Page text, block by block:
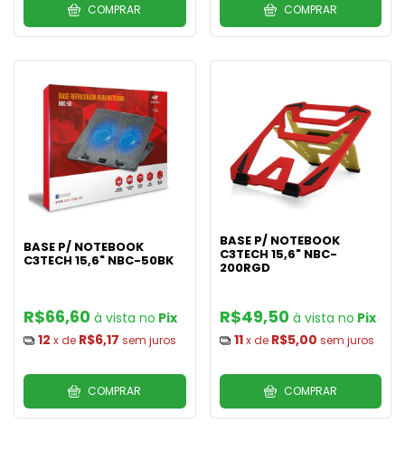
COMPRAR COMPRAR
BASE P/ NOTEBOOK
C3TECH 15,6" NBC-50BK
R$66,60
Pix
12 x de R$6,17 sem juros
COMPRAR
BASE P/ NOTEBOOK
C3TECH 15,6" NBC-
200RGD
R$49,50
Pix
11 x de R$5,00 sem juros
COMPRAR